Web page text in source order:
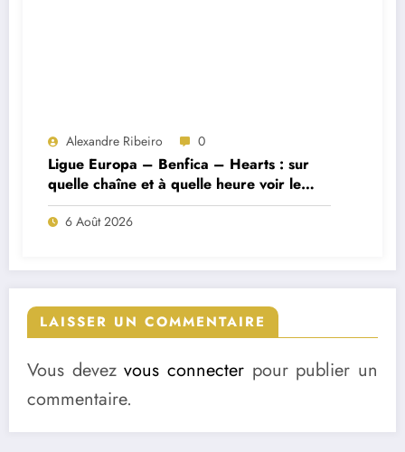
Alexandre Ribeiro 0
Ligue Europa – Benfica – Hearts : sur
quelle chaîne et à quelle heure voir le
match ?
6 Août 2026
LAISSER UN COMMENTAIRE
Vous devezvous connecter pour publier un
commentaire.